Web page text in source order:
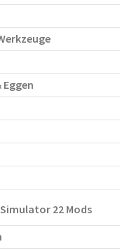
Eggen
22 Mods